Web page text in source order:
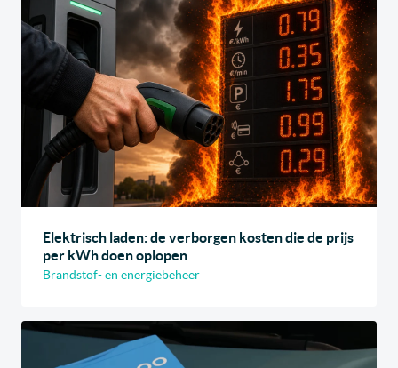
Elektrisch laden: de verborgen kosten die de prijs
per kWh doen oplopen
Brandstof- en energiebeheer